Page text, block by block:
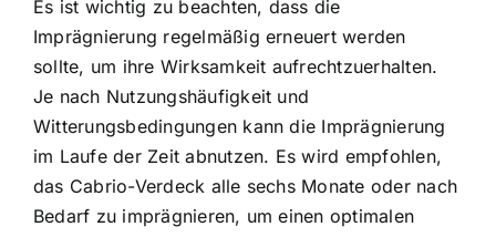
Es ist wichtig zu beachten, dass die
Imprägnierung regelmäßig erneuert werden
sollte, um ihre Wirksamkeit aufrechtzuerhalten.
Je nach Nutzungshäufigkeit und
Witterungsbedingungen kann die Imprägnierung
im Laufe der Zeit abnutzen. Es wird empfohlen,
das Cabrio-Verdeck alle sechs Monate oder nach
Bedarf zu imprägnieren, um einen optimalen